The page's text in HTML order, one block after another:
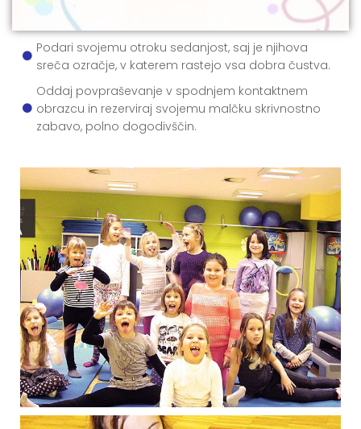
Podari svojemu otroku sedanjost, saj je njihova
sreča ozračje, v katerem rastejo vsa dobra čustva.
Oddaj povpraševanje v spodnjem kontaktnem
obrazcu in rezerviraj svojemu malčku skrivnostno
zabavo, polno dogodivščin.